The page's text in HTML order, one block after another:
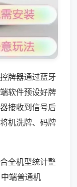
牌器通过蓝牙
软件预设好牌
接收到信号后
机洗牌、码牌
全机型统计整
端普通机